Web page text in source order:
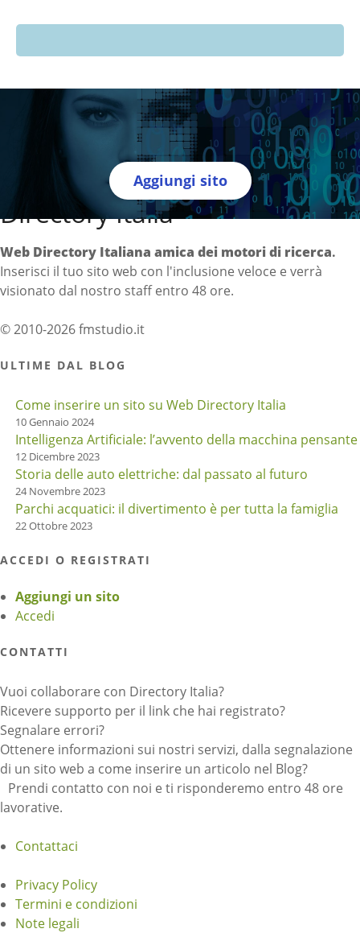
Aggiungi sito
Directory Italia
Web Directory Italiana amica dei motori di ricerca.
Inserisci il tuo sito web con l'inclusione veloce e verrà
visionato dal nostro staff entro 48 ore.
© 2010-2026 fmstudio.it
ULTIME DAL BLOG
Come inserire un sito su Web Directory Italia
10 Gennaio 2024
Intelligenza Artificiale: l’avvento della macchina pensante
12 Dicembre 2023
Storia delle auto elettriche: dal passato al futuro
24 Novembre 2023
Parchi acquatici: il divertimento è per tutta la famiglia
22 Ottobre 2023
ACCEDI O REGISTRATI
Aggiungi un sito
Accedi
CONTATTI
Vuoi collaborare con Directory Italia?
Ricevere supporto per il link che hai registrato?
Segnalare errori?
Ottenere informazioni sui nostri servizi, dalla segnalazione
di un sito web a come inserire un articolo nel Blog?
Prendi contatto con noi e ti risponderemo entro 48 ore
lavorative.
Contattaci
Privacy Policy
Termini e condizioni
Note legali